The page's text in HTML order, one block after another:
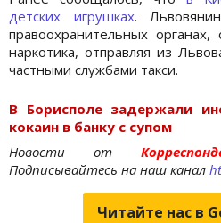
детских игрушках.
правоохранительных органах,
наркотика, отправляя из
частными службами такси.
В Борисполе задержали
кокаин в банку с супом
Новости от
Подписывайтесь на наш канал
Читайте нас в